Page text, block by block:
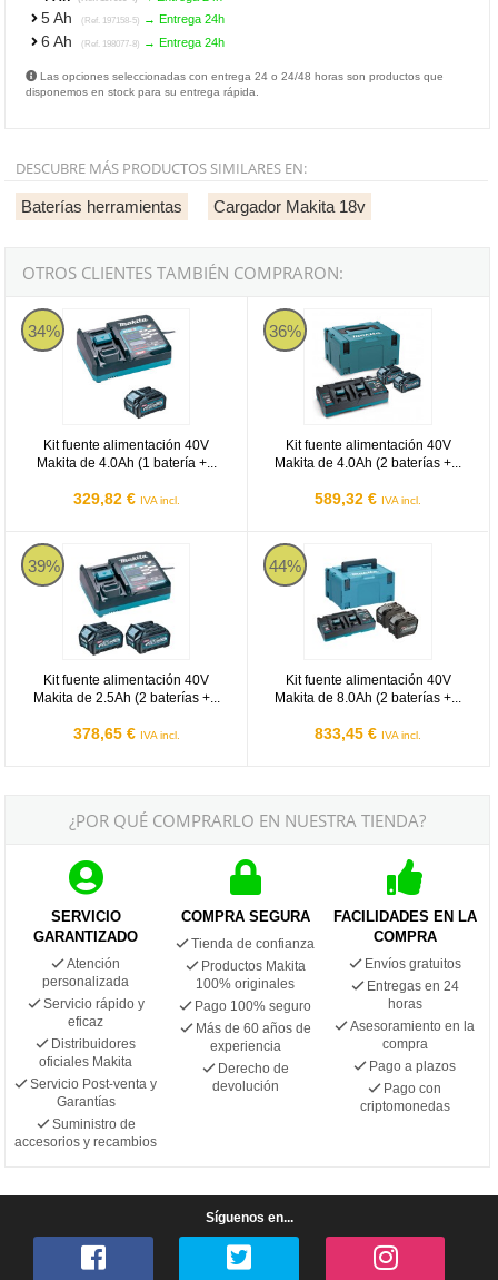
5 Ah (Ref. 197158-5) → Entrega 24h
6 Ah (Ref. 198077-8) → Entrega 24h
Las opciones seleccionadas con entrega 24 o 24/48 horas son productos que
disponemos en stock para su entrega rápida.
DESCUBRE MÁS PRODUCTOS SIMILARES EN:
Baterías herramientas Cargador Makita 18v
OTROS CLIENTES TAMBIÉN COMPRARON:
34%
Kit fuente alimentación 40V
Makita de 4.0Ah (1 batería +...
329,82 € IVA incl.
Kit fuente alimentación 40V Makita de 4.0Ah (1 batería + cargador
36%
Kit fuente alimentación 40V
Makita de 4.0Ah (2 baterías +...
589,32 € IVA incl.
Kit fuente alimentación 40V
39%
Kit fuente alimentación 40V
Makita de 2.5Ah (2 baterías +...
378,65 € IVA incl.
Kit fuente alimentación 40V Makita de 2.5Ah (2 baterías + cargador
44%
Kit fuente alimentación 40V
Makita de 8.0Ah (2 baterías +...
833,45 € IVA incl.
Kit fuente alimentación 40V
¿POR QUÉ COMPRARLO EN NUESTRA TIENDA?
SERVICIO
GARANTIZADO
Atención
personalizada
Servicio rápido y
eficaz
Distribuidores
oficiales Makita
Servicio Post-venta y
Garantías
Suministro de
accesorios y recambios
COMPRA SEGURA
Tienda de confianza
Productos Makita
100% originales
Pago 100% seguro
Más de 60 años de
experiencia
Derecho de
devolución
FACILIDADES EN LA
COMPRA
Envíos gratuitos
Entregas en 24
horas
Asesoramiento en la
compra
Pago a plazos
Pago con
criptomonedas
Síguenos en...